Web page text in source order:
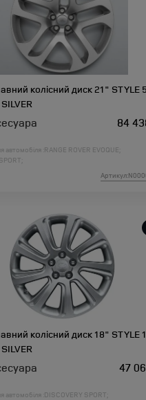
колісний диск 21" STYLE
84
автомобіля : RANGE ROVER EVOQUE;
колісний диск 18" STYLE
47
автомобіля : DISCOVERY SPORT;